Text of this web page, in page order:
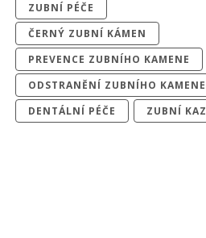
ZUBNÍ PÉČE
ČERNÝ ZUBNÍ KÁMEN
PREVENCE ZUBNÍHO KAMENE
ODSTRANĚNÍ ZUBNÍHO KAMENE
DENTÁLNÍ PÉČE
ZUBNÍ KAZ